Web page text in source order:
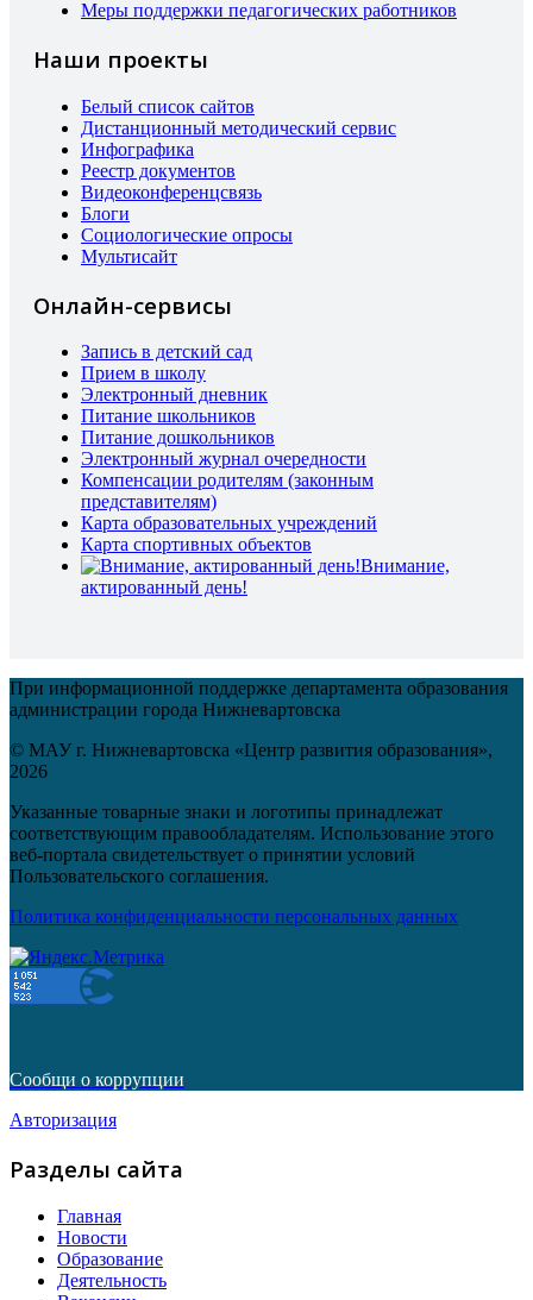
Меры поддержки педагогических работников
Наши проекты
Белый список сайтов
Дистанционный методический сервис
Инфографика
Реестр документов
Видеоконференцсвязь
Блоги
Социологические опросы
Мультисайт
Онлайн-сервисы
Запись в детский сад
Прием в школу
Электронный дневник
Питание школьников
Питание дошкольников
Электронный журнал очередности
Компенсации родителям (законным
представителям)
Карта образовательных учреждений
Карта спортивных объектов
Внимание,
актированный день!
При информационной поддержке департамента образования
администрации города Нижневартовска
© МАУ г. Нижневартовска «Центр развития образования»,
2026
Указанные товарные знаки и логотипы принадлежат
соответствующим правообладателям. Использование этого
веб-портала свидетельствует о принятии условий
Пользовательского соглашения.
Политика конфиденциальности персональных данных
Сообщи о коррупции
Авторизация
Разделы сайта
Главная
Новости
Образование
Деятельность